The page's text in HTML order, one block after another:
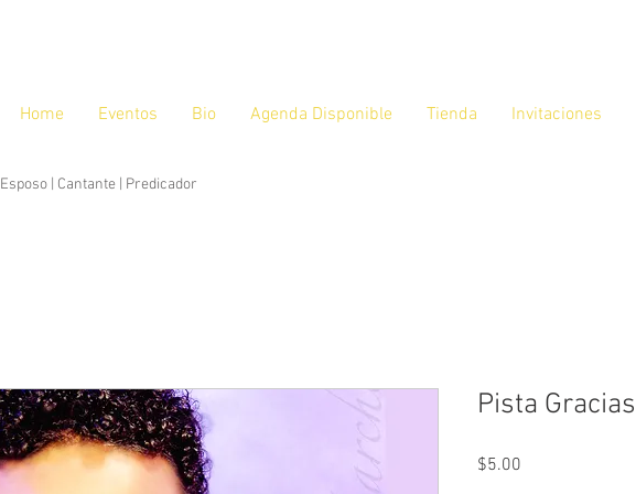
Home Eventos Bio Agenda Disponible Tienda Invitaciones
Esposo | Cantante | Predicador
Pista Gracias
$5.00